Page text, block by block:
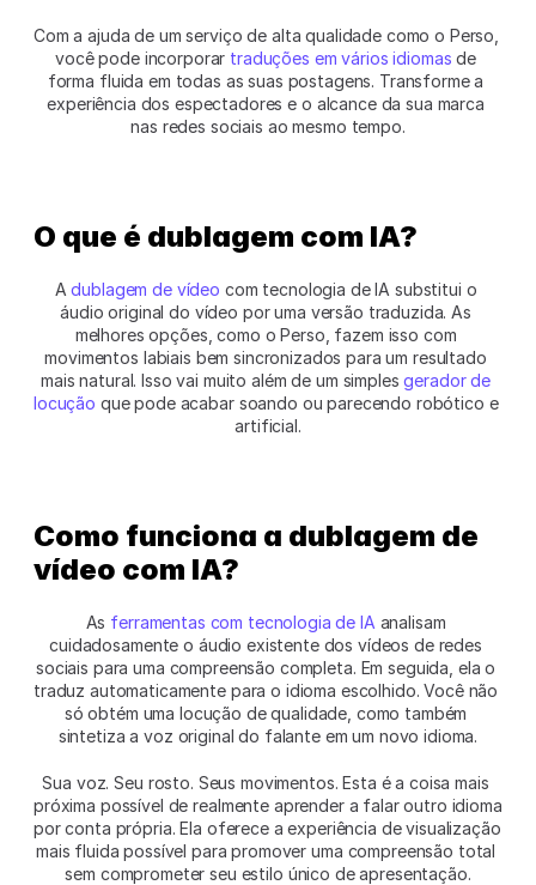
Com a ajuda de um serviço de alta qualidade como o Perso,
você pode incorporar traduções em vários idiomas de
forma fluida em todas as suas postagens. Transforme a
experiência dos espectadores e o alcance da sua marca
nas redes sociais ao mesmo tempo.
O que é dublagem com IA?
A dublagem de vídeo com tecnologia de IA substitui o
áudio original do vídeo por uma versão traduzida. As
melhores opções, como o Perso, fazem isso com
movimentos labiais bem sincronizados para um resultado
mais natural. Isso vai muito além de um simples gerador de
locução que pode acabar soando ou parecendo robótico e
artificial.
Como funciona a dublagem de
vídeo com IA?
As ferramentas com tecnologia de IA analisam
cuidadosamente o áudio existente dos vídeos de redes
sociais para uma compreensão completa. Em seguida, ela o
traduz automaticamente para o idioma escolhido. Você não
só obtém uma locução de qualidade, como também
sintetiza a voz original do falante em um novo idioma.
Sua voz. Seu rosto. Seus movimentos. Esta é a coisa mais
próxima possível de realmente aprender a falar outro idioma
por conta própria. Ela oferece a experiência de visualização
mais fluida possível para promover uma compreensão total
sem comprometer seu estilo único de apresentação.